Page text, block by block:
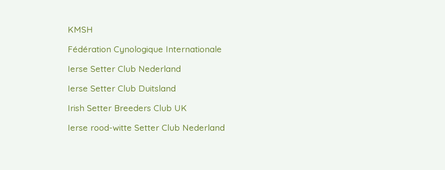
KMSH
Fédération Cynologique Internationale
Ierse Setter Club Nederland
Ierse Setter Club Duitsland
Irish Setter Breeders Club UK
Ierse rood-witte Setter Club Nederland